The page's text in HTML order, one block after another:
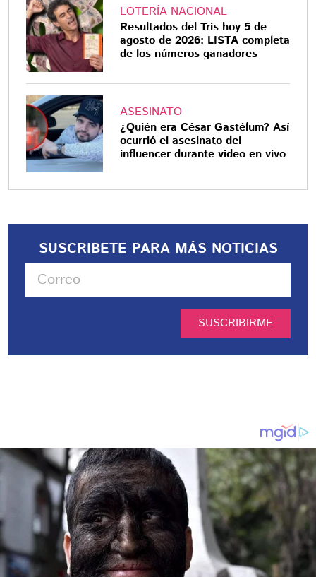
LOTERÍA NACIONAL
Resultados del Tris hoy 5 de
agosto de 2026: LISTA completa
de los números ganadores
ASESINATO
¿Quién era César Gastélum? Así
ocurrió el asesinato del
influencer durante video en vivo
SUSCRIBETE PARA MÁS NOTICIAS
SUSCRIBIRME